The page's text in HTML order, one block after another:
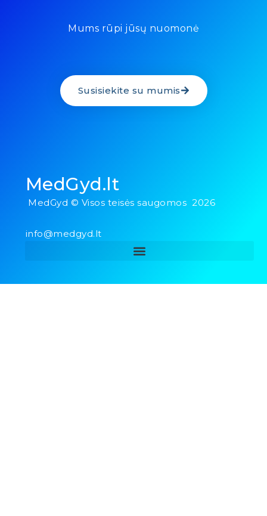
Mums rūpi jūsų nuomonė
Susisiekite su mumis
MedGyd.lt
MedGyd © Visos teisės saugomos 2026
info@medgyd.lt